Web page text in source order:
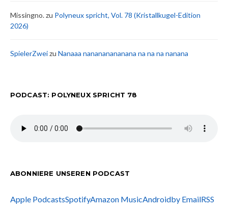
Missingno.zu Polyneux spricht, Vol. 78 (Kristallkugel-Edition
2026)
SpielerZweizu Nanaaa nanananananana na na na nanana
PODCAST: POLYNEUX SPRICHT 78
ABONNIERE UNSEREN PODCAST
Apple PodcastsSpotifyAmazon MusicAndroidby EmailRSS